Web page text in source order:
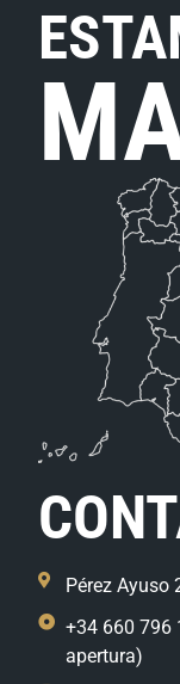
Pérez Ayuso
+34 660 796
apertura)